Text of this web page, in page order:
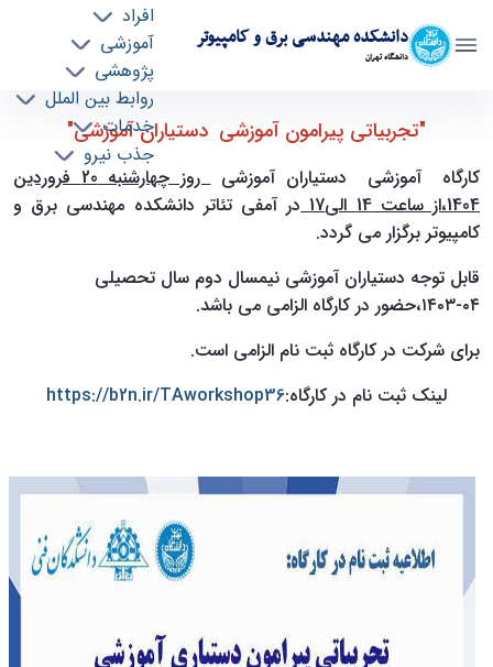
دانشکده مهندسی برق و کامپیوتر
دانشگاه تهران
افراد
آموزشی
پژوهشی
روابط بین الملل
خدمات
جذب نیرو
کارگاه آموزشی ویژه دستیاران آموزشی-نیمسال دوم
1404-1403 - ece- دانشکده مهندسی برق و
کامپیوتر
"تجربیاتی پیرامون آموزشی دستیاران آموزشی"
کارگاه آموزشی دستیاران آموزشی
روز چهارشنبه 20 فروردین
1404،از ساعت 14 الی17
در آمفی تئاتر دانشکده مهندسی برق و
کامپیوتر برگزار می گردد.
قابل توجه دستیاران آموزشی نیمسال دوم سال تحصیلی
۰۴-۱۴۰۳،حضور در کارگاه الزامی می باشد.
برای شرکت در کارگاه ثبت نام الزامی است.
لینک ثبت نام در کارگاه:https://b2n.ir/TAworkshop36